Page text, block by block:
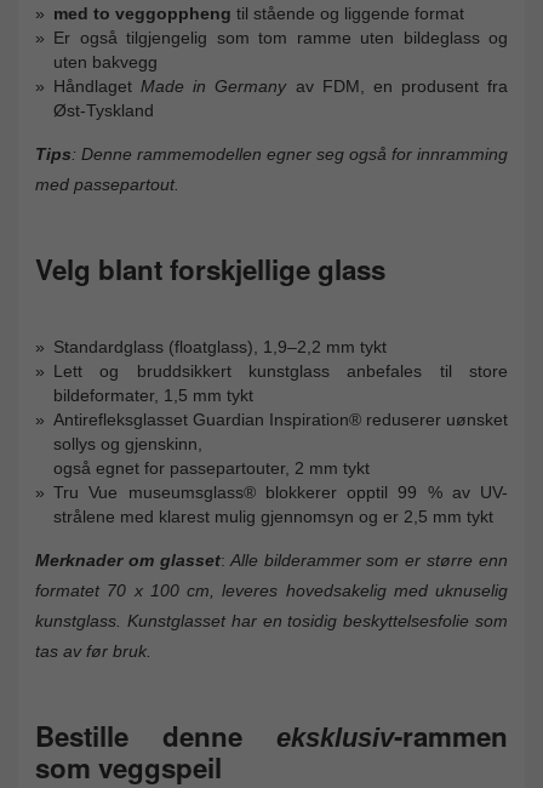
med to veggoppheng til stående og liggende format
Er også tilgjengelig som tom ramme uten bildeglass og
uten bakvegg
HåndlagetMade in Germanyav FDM, en produsent fra
Øst-Tyskland
Tips: Denne rammemodellen egner seg også for innramming
med passepartout.
Velg blant forskjellige glass
Standardglass (floatglass), 1,9–2,2 mm tykt
Lett og bruddsikkert kunstglass anbefales til store
bildeformater, 1,5 mm tykt
Antirefleksglasset Guardian Inspiration® reduserer uønsket
sollys og gjenskinn,
også egnet for passepartouter, 2 mm tykt
Tru Vue museumsglass® blokkerer opptil 99 % av UV-
strålene med klarest mulig gjennomsyn og er 2,5 mm tykt
Merknader om glasset: Alle bilderammer som er større enn
formatet 70 x 100 cm, leveres hovedsakelig med uknuselig
kunstglass. Kunstglasset har en tosidig beskyttelsesfolie som
tas av før bruk.
Bestille denne eksklusiv-rammen
som veggspeil